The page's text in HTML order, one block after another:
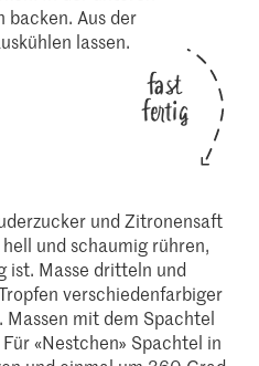
Aus der
lassen.
fast
fertig
und Zitronensaft
und schaumig rühren,
ist. Masse dritteln und
verschiedenfarbiger
mit dem Spachtel
«Nestchen» Spachtel in